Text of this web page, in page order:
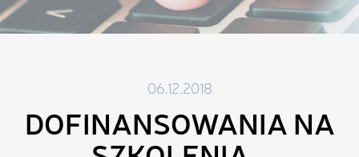
06.12.2018
DOFINANSOWANIA NA